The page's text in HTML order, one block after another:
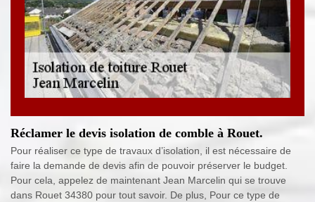
Réclamer le devis isolation de comble à Rouet.
Pour réaliser ce type de travaux d’isolation, il est nécessaire de
faire la demande de devis afin de pouvoir préserver le budget.
Pour cela, appelez de maintenant Jean Marcelin qui se trouve
dans Rouet 34380 pour tout savoir. De plus, Pour ce type de